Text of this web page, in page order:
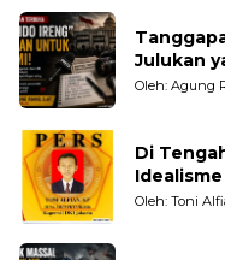
Julukan yang tidak Adil
Oleh: Agung
Di
Oleh: Toni